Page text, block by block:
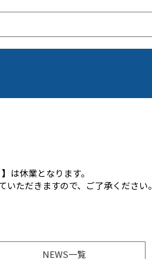
は休業となります。
ただきますので、ご了承ください。
NEWS一覧